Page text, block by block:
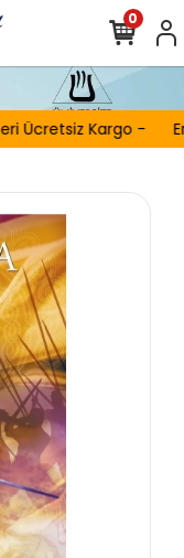
Ücretsiz Kargo -
0